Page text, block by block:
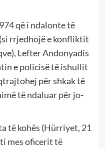
që i ndalonte të
rrjedhojë e konfliktit
Lefter Andonyadis
e policisë të ishullit
për shkak të
të ndaluar për jo-
të kohës (Hürriyet, 21
mes oficerit të